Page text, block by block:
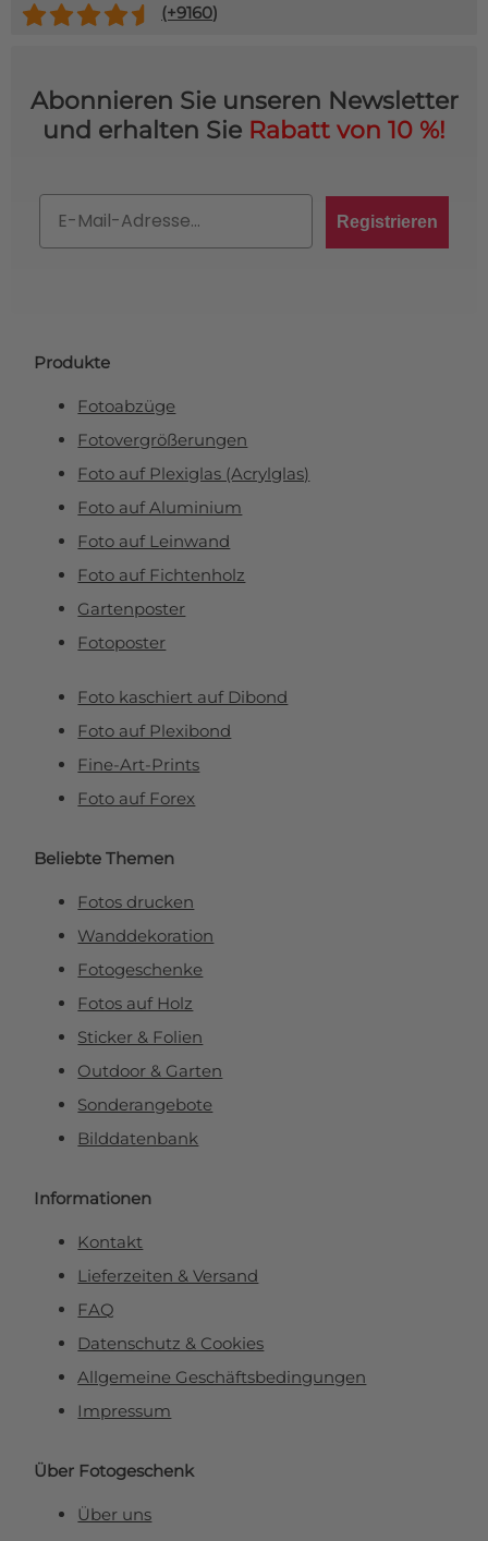
(+9160)
Abonnieren Sie unseren Newsletter
und erhalten Sie Rabatt von 10 %!
Registrieren
Produkte
Fotoabzüge
Fotovergrößerungen
Foto auf Plexiglas (Acrylglas)
Foto auf Aluminium
Foto auf Leinwand
Foto auf Fichtenholz
Gartenposter
Fotoposter
Foto kaschiert auf Dibond
Foto auf Plexibond
Fine-Art-Prints
Foto auf Forex
Beliebte Themen
Fotos drucken
Wanddekoration
Fotogeschenke
Fotos auf Holz
Sticker & Folien
Outdoor & Garten
Sonderangebote
Bilddatenbank
Informationen
Kontakt
Lieferzeiten & Versand
FAQ
Datenschutz & Cookies
Allgemeine Geschäftsbedingungen
Impressum
Über Fotogeschenk
Über uns